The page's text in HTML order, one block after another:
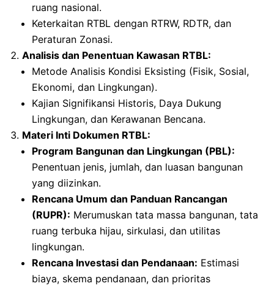
ruang nasional.
Keterkaitan RTBL dengan RTRW, RDTR, dan
Peraturan Zonasi.
Analisis dan Penentuan Kawasan RTBL:
Metode Analisis Kondisi Eksisting (Fisik, Sosial,
Ekonomi, dan Lingkungan).
Kajian Signifikansi Historis, Daya Dukung
Lingkungan, dan Kerawanan Bencana.
Materi Inti Dokumen RTBL:
Program Bangunan dan Lingkungan (PBL):
Penentuan jenis, jumlah, dan luasan bangunan
yang diizinkan.
Rencana Umum dan Panduan Rancangan
(RUPR): Merumuskan tata massa bangunan, tata
ruang terbuka hijau, sirkulasi, dan utilitas
lingkungan.
Rencana Investasi dan Pendanaan: Estimasi
biaya, skema pendanaan, dan prioritas